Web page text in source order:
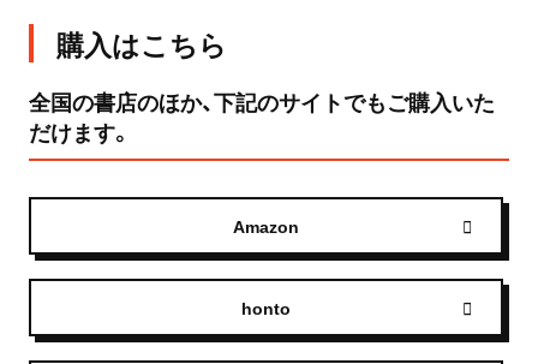
購入はこちら
全国の書店のほか、下記のサイトでもご購入いた
だけます。
Amazon
honto